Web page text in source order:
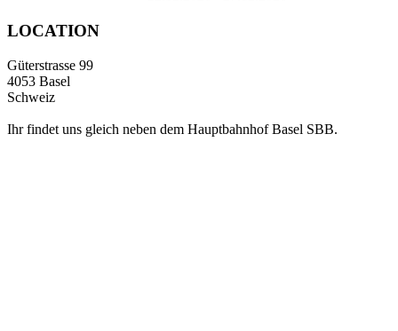
LOCATION
Güterstrasse 99
4053 Basel
Schweiz
Ihr findet uns gleich neben dem Hauptbahnhof Basel SBB.